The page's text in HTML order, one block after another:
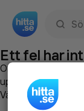
Ett fel har
Om du vill kan du
uppstod så att vi
Vänligen försök